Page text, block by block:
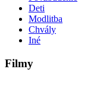
Deti
Modlitba
Chvály
Iné
Filmy